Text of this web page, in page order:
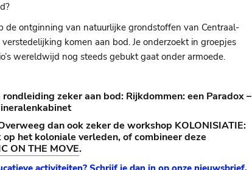
de ontginning van natuurlijke grondstoffen van Centraal-
komen aan bod. Je onderzoekt in groepjes
wereldwijd nog steeds gebukt gaat onder armoede.
zeker aan bod: Rijkdommen: een Paradox –
dan ook zeker de workshop KOLONISIATIE:
het koloniale verleden, of combineer deze
ON THE MOVE.